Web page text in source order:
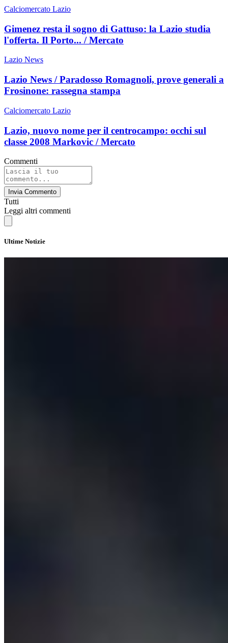
Calciomercato Lazio
Gimenez resta il sogno di Gattuso: la Lazio studia
l'offerta. Il Porto... / Mercato
Lazio News
Lazio News / Paradosso Romagnoli, prove generali a
Frosinone: rassegna stampa
Calciomercato Lazio
Lazio, nuovo nome per il centrocampo: occhi sul
classe 2008 Markovic / Mercato
Commenti
Invia Commento
Tutti
Leggi altri commenti
Ultime Notizie